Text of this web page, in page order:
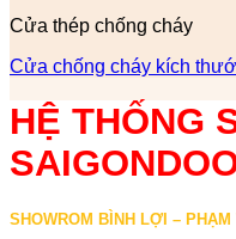
Cửa thép chống cháy
Cửa chống cháy kích
HỆ THỐNG
SHOWROM BÌNH LỢI –